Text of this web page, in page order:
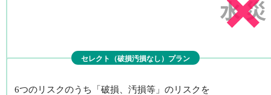
セレクト（破損汚損なし）プラン
6つのリスクのうち「破損、汚損等」のリスクを